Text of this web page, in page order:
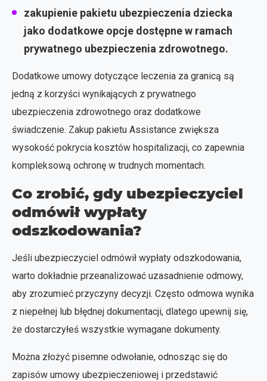
zakupienie pakietu ubezpieczenia dziecka
jako dodatkowe opcje dostępne w ramach
prywatnego ubezpieczenia zdrowotnego.
Dodatkowe umowy dotyczące leczenia za granicą są
jedną z korzyści wynikających z prywatnego
ubezpieczenia zdrowotnego oraz dodatkowe
świadczenie. Zakup pakietu Assistance zwiększa
wysokość pokrycia kosztów hospitalizacji, co zapewnia
kompleksową ochronę w trudnych momentach.
Co zrobić, gdy ubezpieczyciel
odmówił wypłaty
odszkodowania?
Jeśli ubezpieczyciel odmówił wypłaty odszkodowania,
warto dokładnie przeanalizować uzasadnienie odmowy,
aby zrozumieć przyczyny decyzji. Często odmowa wynika
z niepełnej lub błędnej dokumentacji, dlatego upewnij się,
że dostarczyłeś wszystkie wymagane dokumenty.
Można złożyć pisemne odwołanie, odnosząc się do
zapisów umowy ubezpieczeniowej i przedstawić